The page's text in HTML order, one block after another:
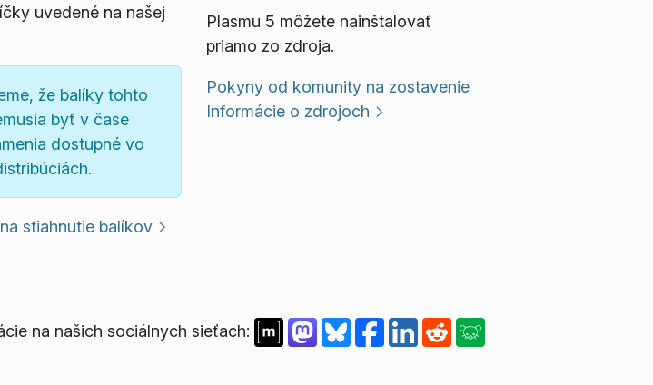
uvedené na našej
že balíky tohto
byť v čase
dostupné vo
stiahnutie balíkov
Plasmu 5 môžete nainštalovať
priamo zo zdroja.
Pokyny od komunity na zostavenie
Informácie o zdrojoch
na našich sociálnych sieťach: